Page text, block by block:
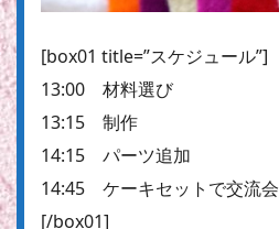
[box01 title=”スケジュール”]
13:00 材料選び
13:15 制作
14:15 パーツ追加
14:45 ケーキセットで交流会
[/box01]